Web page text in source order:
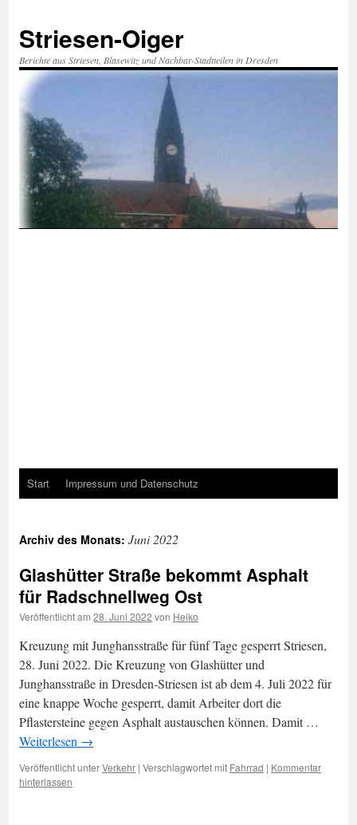
springen
Striesen-Oiger
Berichte aus Striesen, Blasewitz und Nachbar-Stadtteilen in Dresden
Start Impressum und Datenschutz
Archiv des Monats: Juni 2022
Glashütter Straße bekommt Asphalt
für Radschnellweg Ost
Veröffentlicht am 28. Juni 2022 von Heiko
Kreuzung mit Junghansstraße für fünf Tage gesperrt Striesen,
28. Juni 2022. Die Kreuzung von Glashütter und
Junghansstraße in Dresden-Striesen ist ab dem 4. Juli 2022 für
eine knappe Woche gesperrt, damit Arbeiter dort die
Pflastersteine gegen Asphalt austauschen können. Damit …
Weiterlesen →
Veröffentlicht unterVerkehr | Verschlagwortet mit Fahrrad | Kommentar
hinterlassen